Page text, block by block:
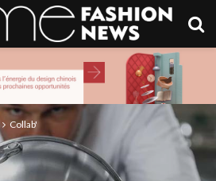
Collab'